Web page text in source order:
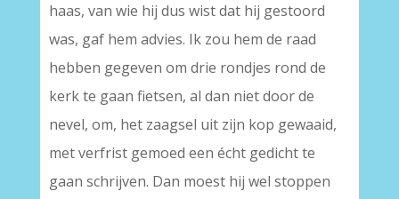
haas, van wie hij dus wist dat hij gestoord
was, gaf hem advies. Ik zou hem de raad
hebben gegeven om drie rondjes rond de
kerk te gaan fietsen, al dan niet door de
nevel, om, het zaagsel uit zijn kop gewaaid,
met verfrist gemoed een écht gedicht te
gaan schrijven. Dan moest hij wel stoppen